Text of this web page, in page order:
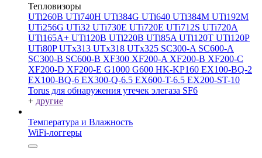
Тепловизоры
UTi260В UTi740H UTi384G UTi640 UTi384M UTi192M
UTi256G UTi32 UTi730E UTi720E UTi712S UTi720A
UTi165A+ UTi120B UTi220B UTi85A UTi120T UTi120P
UTi80PUTx313 UTx318 UTx325 SC300-A SC600-A
SC300-B SC600-B XF300 XF200-A XF200-B XF200-C
XF200-D XF200-E G1000 G600 HK-KP160 EX100-BQ-2
EX100-BQ-6 EX300-Q-6.5 EX600-T-6.5 EX200-ST-10
Torus для обнаружения утечек элегаза SF6
+ другие
Температура и Влажность
WiFi-логгеры